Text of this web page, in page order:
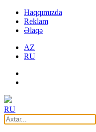
Haqqımızda
Reklam
Əlaqə
AZ
RU
RU